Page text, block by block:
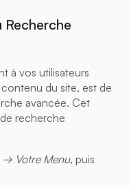
Recherche
à vos utilisateurs
du site, est de
avancée. Cet
recherche
→ Votre Menu, puis